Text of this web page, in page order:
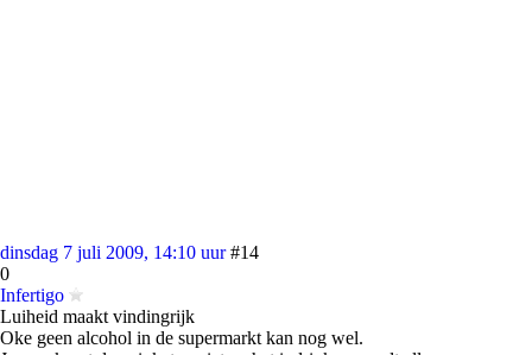
dinsdag 7 juli 2009, 14:10 uur #14
0
Infertigo
Luiheid maakt vindingrijk
Oke geen alcohol in de supermarkt kan nog wel.